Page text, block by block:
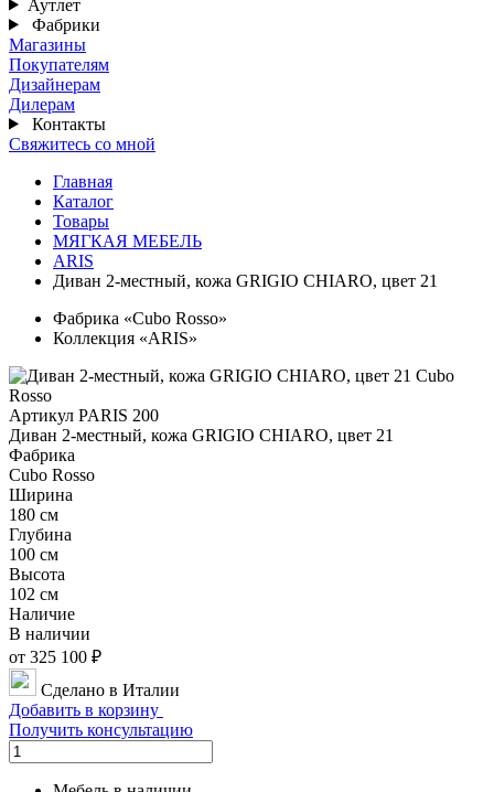
Аутлет
Фабрики
Магазины
Покупателям
Дизайнерам
Дилерам
Контакты
Свяжитесь со мной
Главная
Каталог
Товары
МЯГКАЯ МЕБЕЛЬ
ARIS
Диван 2-местный, кожа GRIGIO CHIARO, цвет 21
Фабрика «Cubo Rosso»
Коллекция «ARIS»
Артикул PARIS 200
Диван 2-местный, кожа GRIGIO CHIARO, цвет 21
Фабрика
Cubo Rosso
Ширина
180 см
Глубина
100 см
Высота
102 см
Наличие
В наличии
от 325 100 ₽
Сделано в Италии
Добавить в корзину
Получить консультацию